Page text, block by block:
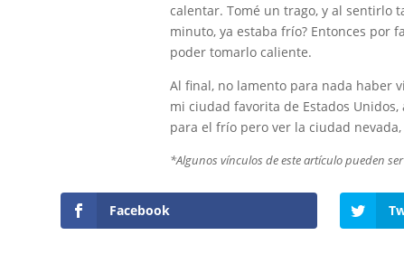
calentar. Tomé un trago, y al sentirlo
minuto, ya estaba frío? Entonces por
poder tomarlo caliente.
Al final, no lamento para nada haber
mi ciudad favorita de Estados
para el frío pero ver la ciudad
*Algunos vínculos de este artículo pueden
Facebook